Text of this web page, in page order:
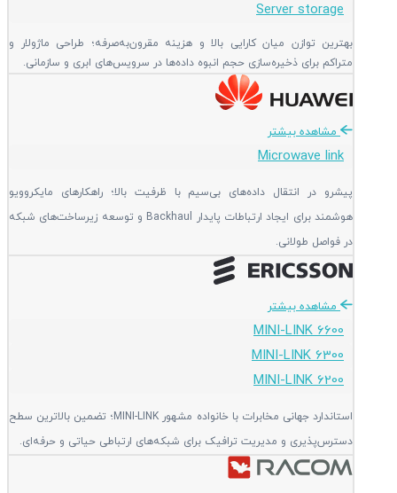
Server storage
بهترین توازن میان کارایی بالا و هزینه مقرون‌به‌صرفه؛ طراحی ماژولار و
متراکم برای ذخیره‌سازی حجم انبوه داده‌ها در سرویس‌های ابری و سازمانی.
مشاهده بیشتر
Microwave link
پیشرو در انتقال داده‌های بی‌سیم با ظرفیت بالا؛ راهکارهای مایکروویو
هوشمند برای ایجاد ارتباطات پایدار Backhaul و توسعه زیرساخت‌های شبکه
در فواصل طولانی.
مشاهده بیشتر
MINI-LINK 6600
MINI-LINK 6300
MINI-LINK 6200
استاندارد جهانی مخابرات با خانواده مشهور MINI-LINK؛ تضمین بالاترین سطح
دسترس‌پذیری و مدیریت ترافیک برای شبکه‌های ارتباطی حیاتی و حرفه‌ای.